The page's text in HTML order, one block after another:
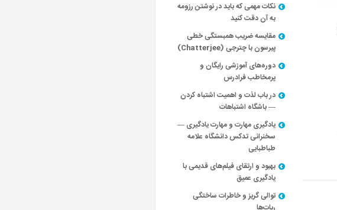
نکات مهمی که باید در نوشتن رزومه
به آن دقت کنید
مقایسه ضریب همبستگی خطی
پیرسون با چترجی (Chatterjee)
دوره‌های آموزشی رایگان و
پرمخاطب فرادرس
در باب لذت و اهمیت اشتباه کردن
— باشگاه اشتباهات
یادگیری مهارت و مهارت یادگیری —
سخنرانی تدکس دانشگاه علامه
طباطبایی
بهبود و ارتقای فیلم‌های قدیمی با
یادگیری عمیق
توالی گریز و خاطرات ساختگی
ربات‌ها